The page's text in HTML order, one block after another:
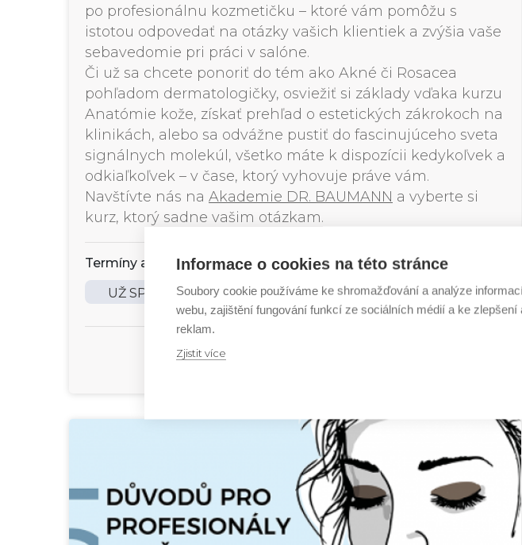
po profesionálnu kozmetičku – ktoré vám pomôžu s
istotou odpovedať na otázky vašich klientiek a zvýšia vaše
sebavedomie pri práci v salóne.
Či už sa chcete ponoriť do tém ako Akné či Rosacea
pohľadom dermatologičky, osviežiť si základy vďaka kurzu
Anatómie kože, získať prehľad o estetických zákrokoch na
klinikách, alebo sa odvážne pustiť do fascinujúceho sveta
signálnych molekúl, všetko máte k dispozícii kedykoľvek a
odkiaľkoľvek – v čase, ktorý vyhovuje práve vám.
Navštívte nás na Akademie DR. BAUMANN a vyberte si
kurz, ktorý sadne vašim otázkam.
Termíny a místo:
UŽ SPUSTENÉ | ONLINE
Informace o cookies na této stránce
Soubory cookie používáme ke shromažďování a analýze
webu, zajištění fungování funkcí ze sociálních médií a ke zlepšení
reklam.
Zjistit více